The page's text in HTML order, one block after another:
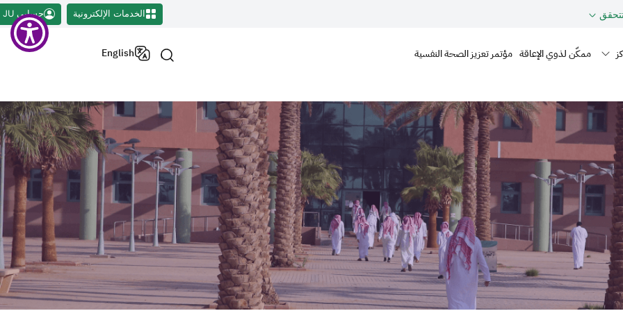
الخدمات الإلكترونية حسابي JU
ممكّن لذوي الإعاقة مؤتمر تعزيز الصحة النفسية English